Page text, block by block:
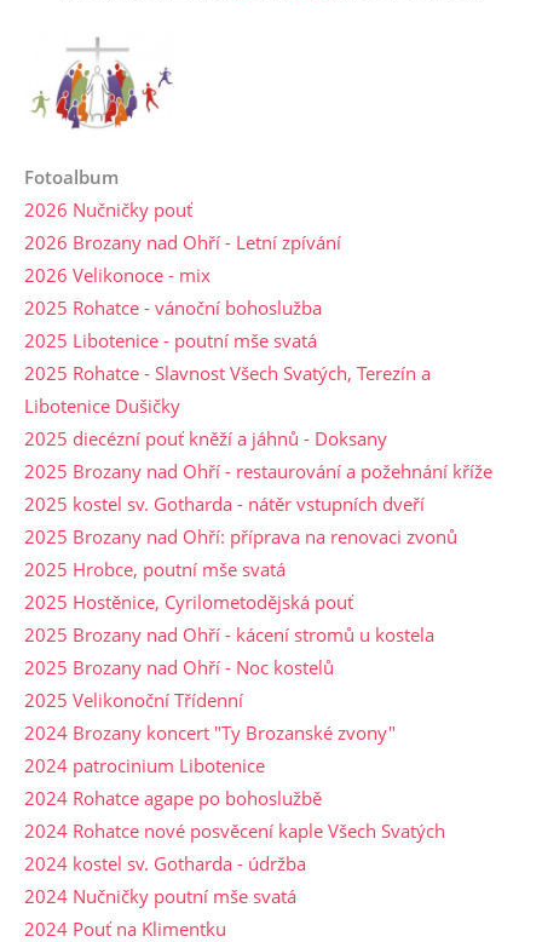
Fotoalbum
2026 Nučničky pouť
2026 Brozany nad Ohří - Letní zpívání
2026 Velikonoce - mix
2025 Rohatce - vánoční bohoslužba
2025 Libotenice - poutní mše svatá
2025 Rohatce - Slavnost Všech Svatých, Terezín a
Libotenice Dušičky
2025 diecézní pouť kněží a jáhnů - Doksany
2025 Brozany nad Ohří - restaurování a požehnání kříže
2025 kostel sv. Gotharda - nátěr vstupních dveří
2025 Brozany nad Ohří: příprava na renovaci zvonů
2025 Hrobce, poutní mše svatá
2025 Hostěnice, Cyrilometodějská pouť
2025 Brozany nad Ohří - kácení stromů u kostela
2025 Brozany nad Ohří - Noc kostelů
2025 Velikonoční Třídenní
2024 Brozany koncert "Ty Brozanské zvony"
2024 patrocinium Libotenice
2024 Rohatce agape po bohoslužbě
2024 Rohatce nové posvěcení kaple Všech Svatých
2024 kostel sv. Gotharda - údržba
2024 Nučničky poutní mše svatá
2024 Pouť na Klimentku